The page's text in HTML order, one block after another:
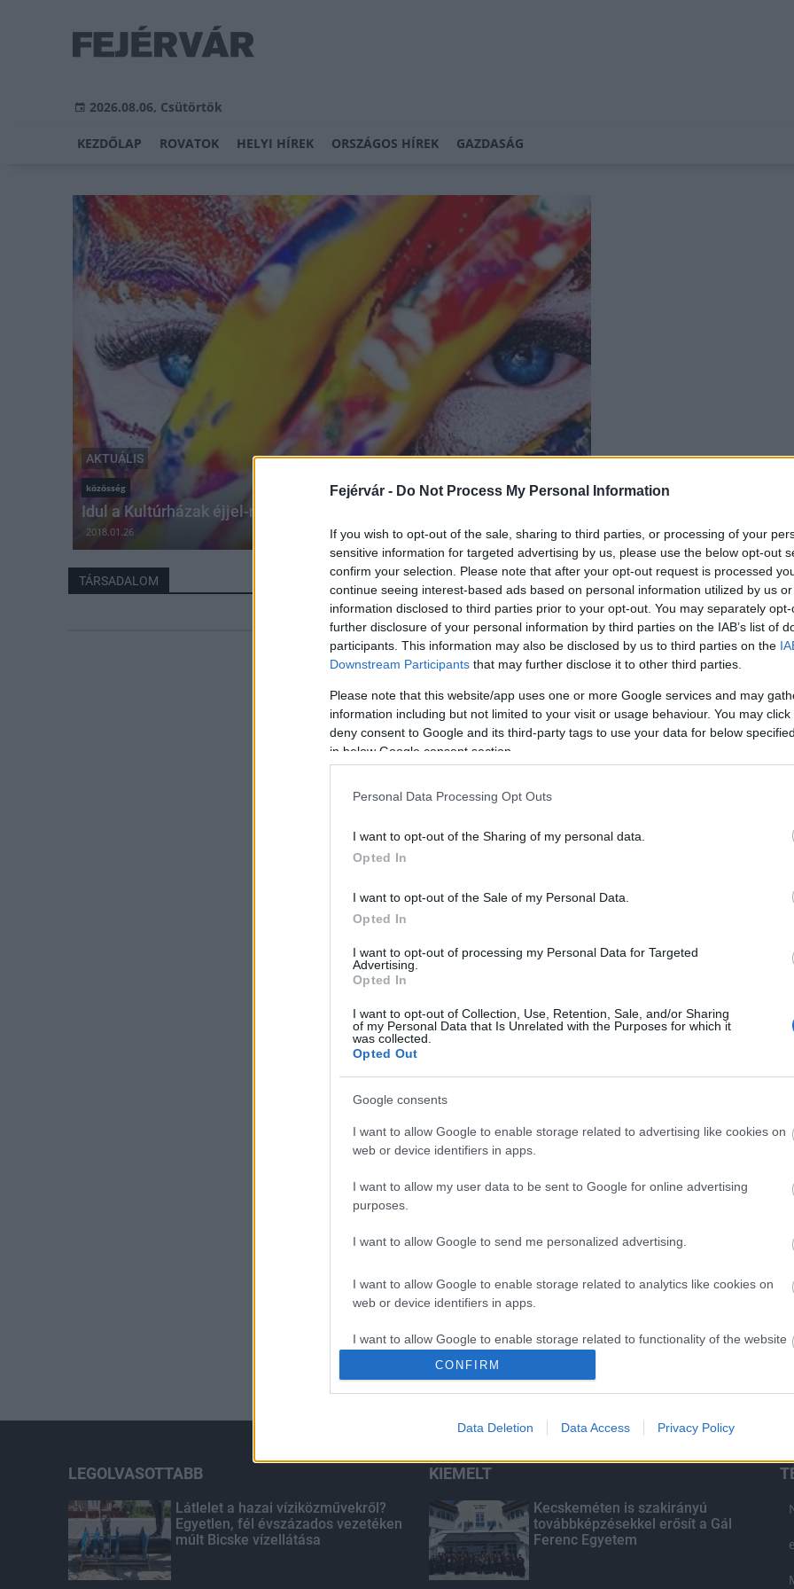
Fejérvár - Do Not Process My Personal Information
If you wish to opt-out of the sale, sharing to third parties, or processing of your
sensitive information for targeted advertising by us, please use the below opt-out
confirm your selection. Please note that after your opt-out request is processed
continue seeing interest-based ads based on personal information utilized by us
information disclosed to third parties prior to your opt-out. You may separately
further disclosure of your personal information by third parties on the IAB’s list of
participants. This information may also be disclosed by us to third parties on the
Downstream Participants that may further disclose it to other third parties.
Please note that this website/app uses one or more Google services and may
information including but not limited to your visit or usage behaviour. You may
deny consent to Google and its third-party tags to use your data for below
in below Google consent section.
Personal Data Processing Opt Outs
I want to opt-out of the Sharing of my personal data.
Opted In
I want to opt-out of the Sale of my Personal Data.
Opted In
I want to opt-out of processing my Personal Data for Targeted
Advertising.
Opted In
I want to opt-out of Collection, Use, Retention, Sale, and/or Sharing
of my Personal Data that Is Unrelated with the Purposes for which it
was collected.
Opted Out
Google consents
I want to allow Google to enable storage related to advertising like cookies on
web or device identifiers in apps.
I want to allow my user data to be sent to Google for online advertising
purposes.
I want to allow Google to send me personalized advertising.
I want to allow Google to enable storage related to analytics like cookies on
web or device identifiers in apps.
I want to allow Google to enable storage related to functionality of the website
I want to allow Google to enable storage related to personalization.
I want to allow Google to enable storage related to security, including
CONFIRM
Data Deletion Data Access Privacy Policy
2026.08.06, Csütörtök
KEZDŐLAP ROVATOK HELYI HÍREK ORSZÁGOS HÍREK GAZDASÁG
AKTUÁLIS
közösség
Idul a Kultúrházak éjjel-nappal sorozat
2018.01.26
TÁRSADALOM
LEGOLVASOTTABB
Látlelet a hazai víziközművekről?
Egyetlen, fél évszázados vezetéken
múlt Bicske vízellátása
KIEMELT
Kecskeméten is szakirányú
továbbképzésekkel erősít a Gál
Ferenc Egyetem